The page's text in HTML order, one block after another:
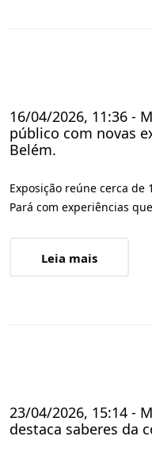
16/04/2026, 11:36 -
público com novas
Belém.
Exposição reúne cerca de
Pará com experiências
Leia mais
23/04/2026, 15:14 -
destaca saberes da